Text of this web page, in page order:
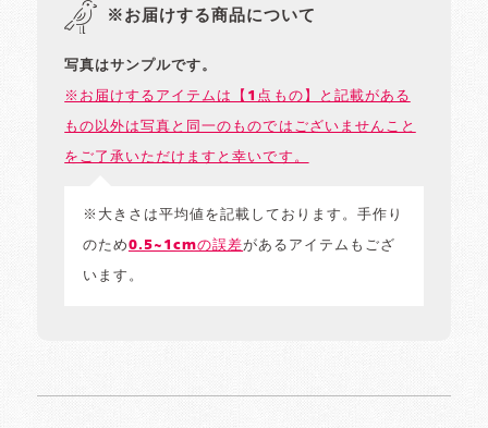
※お届けする商品について
写真はサンプルです。
※お届けするアイテムは【1点もの】と記載がある
もの以外は写真と同一のものではございませんこと
をご了承いただけますと幸いです。
※大きさは平均値を記載しております。手作り
のため0.5~1cmの誤差があるアイテムもござ
います。